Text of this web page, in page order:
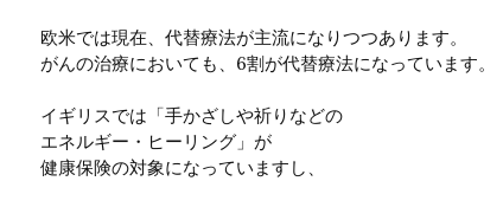
欧米では現在、代替療法が主流になりつつあります。
がんの治療においても、6割が代替療法になっています。
イギリスでは「手かざしや祈りなどの
エネルギー・ヒーリング」が
健康保険の対象になっていますし、